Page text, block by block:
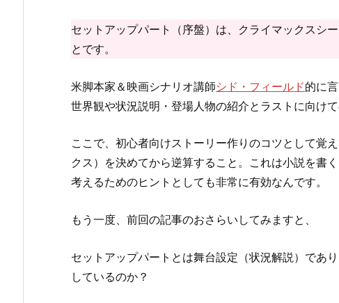
セットアップパート（序盤）は、クライマックスシ
とです。
米脚本家＆映画シナリオ講師シド・フィールド的に
世界観や状況説明・登場人物の紹介とラストに向けて
ここで、初心者向けストーリー作りのコツとして覚
クス）を決めてから逆算すること。これは小説を書
考えるためのヒントとしても非常に有効なんです。
もう一度、前回の記事のおさらいしてみますと、
セットアップパートとは舞台設定（状況解説）であ
しているのか？